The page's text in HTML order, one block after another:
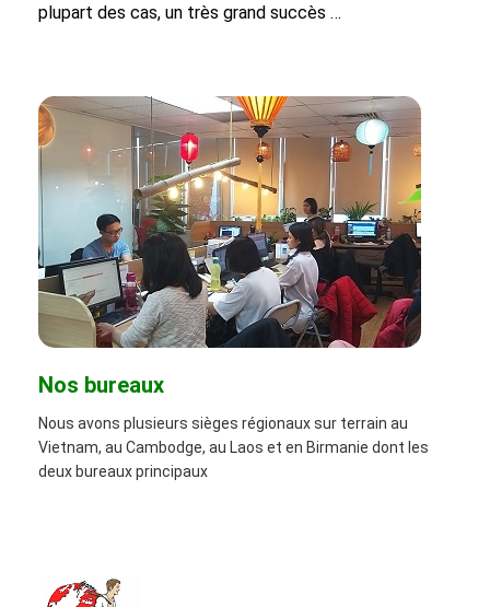
plupart des cas, un très grand succès …
Nos bureaux
Nous avons plusieurs sièges régionaux sur terrain au
Vietnam, au Cambodge, au Laos et en Birmanie dont les
deux bureaux principaux